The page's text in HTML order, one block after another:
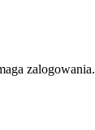
zalogowania.